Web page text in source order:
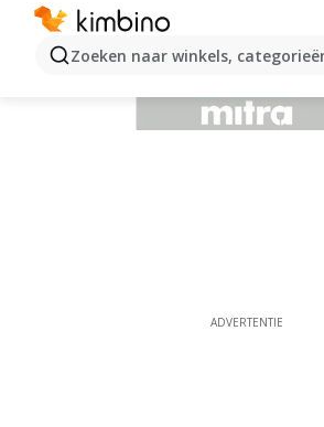
Zoeken naar winkels,
ADVERTENTIE